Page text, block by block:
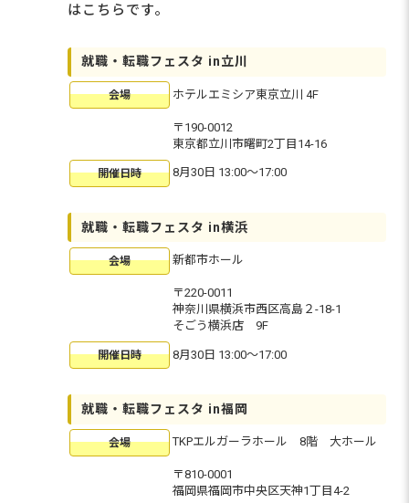
はこちらです。
就職・転職フェスタ in立川
会場 ホテルエミシア東京立川 4F
〒190-0012
東京都立川市曙町2丁目14-16
開催日時 8月30日 13:00〜17:00
就職・転職フェスタ in横浜
会場 新都市ホール
〒220-0011
神奈川県横浜市西区高島２-18-1
そごう横浜店 9F
開催日時 8月30日 13:00〜17:00
就職・転職フェスタ in福岡
会場 TKPエルガーラホール 8階 大ホール
〒810-0001
福岡県福岡市中央区天神1丁目4-2